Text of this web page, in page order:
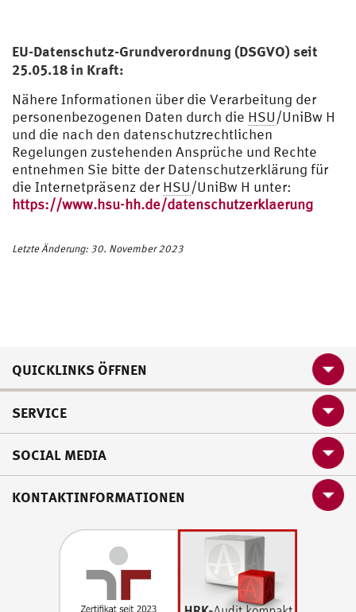
EU-Datenschutz-Grundverordnung (DSGVO) seit
25.05.18 in Kraft:
Nähere Informationen über die Verarbeitung der
personenbezogenen Daten durch die HSU/UniBw H
und die nach den datenschutzrechtlichen
Regelungen zustehenden Ansprüche und Rechte
entnehmen Sie bitte der Datenschutzerklärung für
die Internetpräsenz der HSU/UniBw H unter:
https://www.hsu-hh.de/datenschutzerklaerung
Letzte Änderung: 30. November 2023
QUICKLINKS ÖFFNEN
SERVICE
SOCIAL MEDIA
KONTAKTINFORMATIONEN